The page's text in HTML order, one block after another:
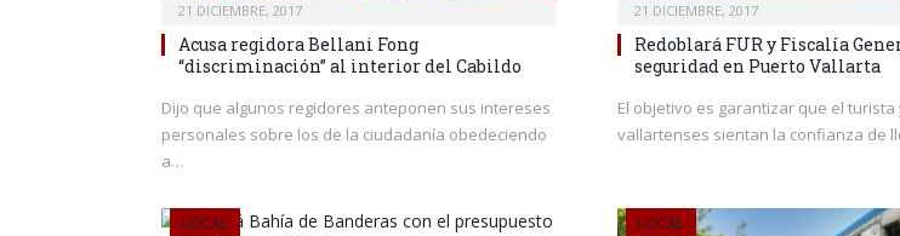
21 DICIEMBRE, 2017
Acusa regidora Bellani Fong
“discriminación” al interior del Cabildo
Dijo que algunos regidores anteponen sus intereses
personales sobre los de la ciudadanía obedeciendo
a…
21 DICIEMBRE, 2017
Redoblará FUR y Fiscalía
seguridad en Puerto Vallarta
El objetivo es garantizar que el turista
vallartenses sientan la confianza de
LOCAL LOCAL